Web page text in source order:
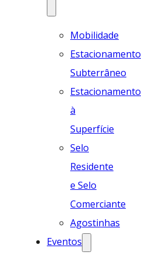
Mobilidade
Estacionamento
Subterrâneo
Estacionamento
à
Superfície
Selo
Residente
e Selo
Comerciante
Agostinhas
Eventos